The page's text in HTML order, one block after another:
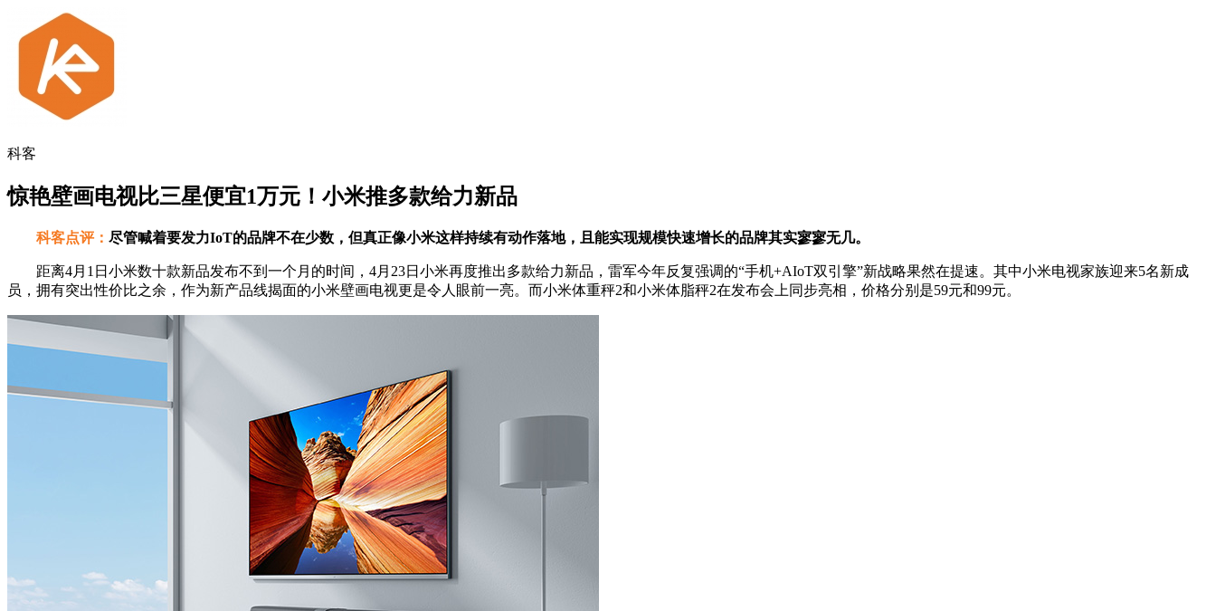
科客
惊艳壁画电视比三星便宜1万元！小米推多款给力新品
科客点评： 尽管喊着要发力IoT的品牌不在少数，但真正像小米这样持续有动作落地，且能实现规模快速增长的品牌其实寥寥无几。
距离4月1日小米数十款新品发布不到一个月的时间，4月23日小米再度推出多款给力新品，雷军今年反复强调的“手机+AIoT双引擎”新战略果然在提速。其中小米电视家族迎来5名新成
员，拥有突出性价比之余，作为新产品线揭面的小米壁画电视更是令人眼前一亮。而小米体重秤2和小米体脂秤2在发布会上同步亮相，价格分别是59元和99元。